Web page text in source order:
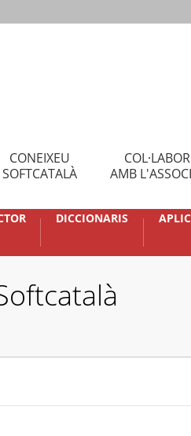
CONEIXEU
SOFTCATALÀ
AMB
DICCIONARIS